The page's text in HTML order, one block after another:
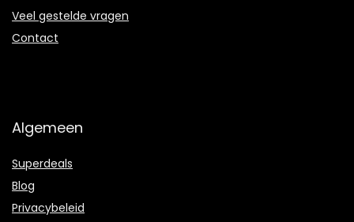
Veel gestelde vragen
Contact
Algemeen
Superdeals
Blog
Privacybeleid